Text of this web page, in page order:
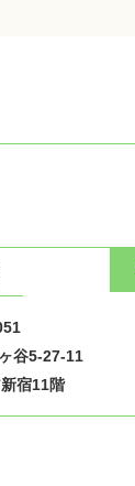
谷5-27-11
宿11階